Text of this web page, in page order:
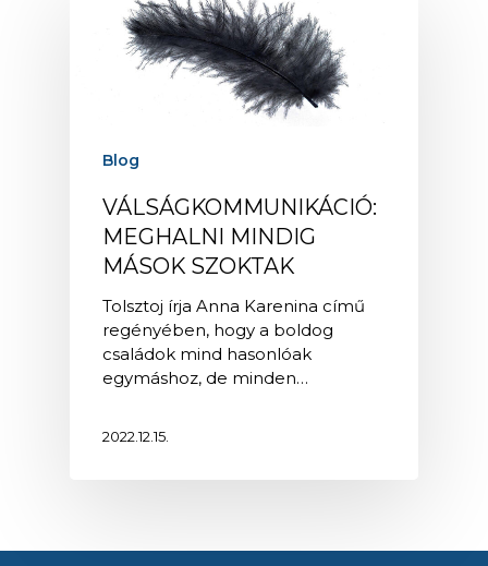
Blog
VÁLSÁGKOMMUNIKÁCIÓ:
MEGHALNI MINDIG
MÁSOK SZOKTAK
Tolsztoj írja Anna Karenina című
regényében, hogy a boldog
családok mind hasonlóak
egymáshoz, de minden…
2022.12.15.